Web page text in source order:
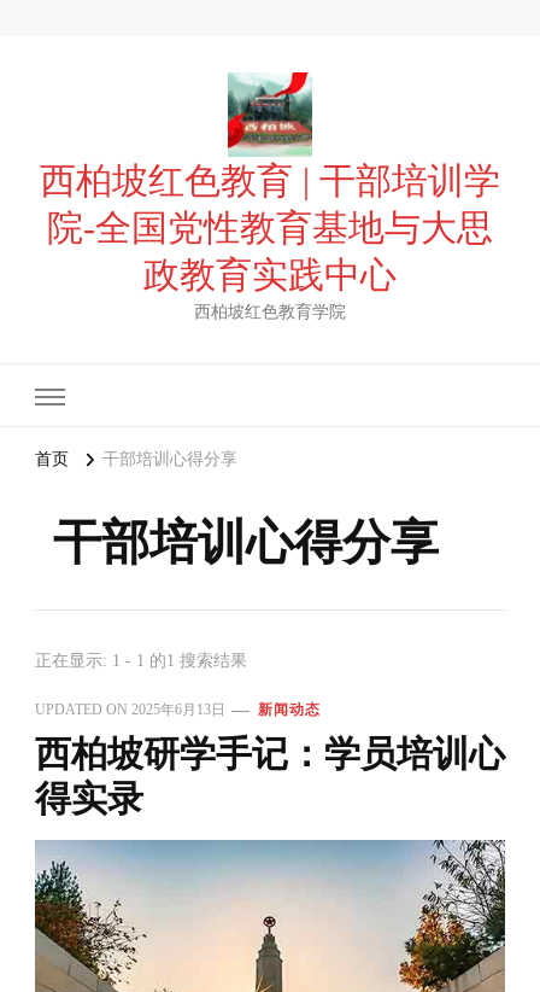
西柏坡红色教育 | 干部培训学
院-全国党性教育基地与大思
政教育实践中心
西柏坡红色教育学院
首页 干部培训心得分享
干部培训心得分享
正在显示: 1 - 1 的1 搜索结果
UPDATED ON 2025年6月13日 新闻动态
西柏坡研学手记：学员培训心
得实录